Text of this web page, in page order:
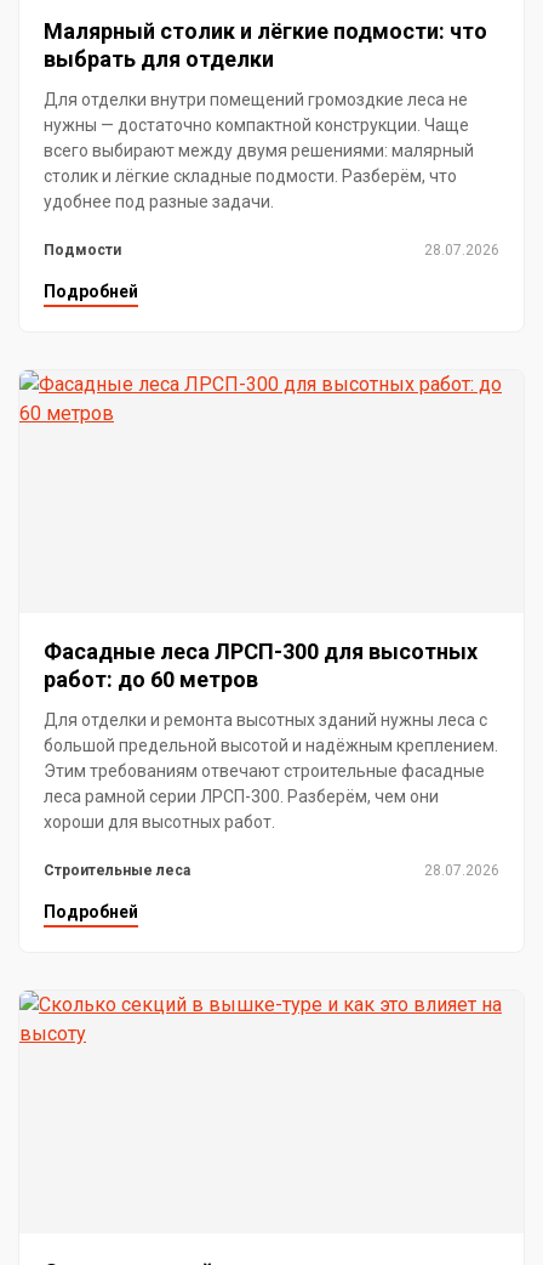
Малярный столик и лёгкие подмости: что
выбрать для отделки
Для отделки внутри помещений громоздкие леса не
нужны — достаточно компактной конструкции. Чаще
всего выбирают между двумя решениями: малярный
столик и лёгкие складные подмости. Разберём, что
удобнее под разные задачи.
Подмости 28.07.2026
Подробней
Фасадные леса ЛРСП-300 для высотных
работ: до 60 метров
Для отделки и ремонта высотных зданий нужны леса с
большой предельной высотой и надёжным креплением.
Этим требованиям отвечают строительные фасадные
леса рамной серии ЛРСП-300. Разберём, чем они
хороши для высотных работ.
Строительные леса 28.07.2026
Подробней